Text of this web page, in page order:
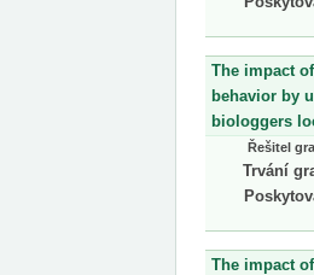
The impact
behavior by
biologgers
Řešitel
Trvání
The impact